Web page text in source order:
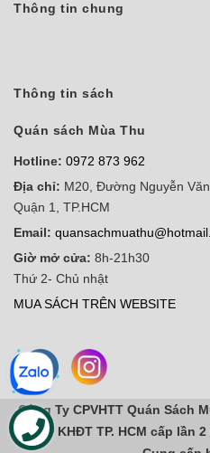
Thông tin chung
Thông tin sách
Quán sách Mùa Thu
Hotline: 0972 873 962
Địa chỉ: M20, Đường Nguyễn
Quận 1, TP.HCM
Email:
Giờ mở cửa: 8h-21h30
Thứ 2- Chủ nhật
MUA SÁCH TRÊN WEBSITE
Công Ty CPVHTT Quán Sách
do sở KHĐT TP. HCM cấp lần